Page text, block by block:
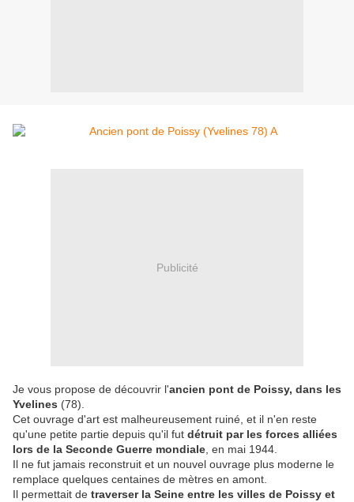
Publicité
Je vous propose de découvrir l'ancien pont de Poissy, dans les
Yvelines (78).
Cet ouvrage d'art est malheureusement ruiné, et il n'en reste
qu'une petite partie depuis qu'il fut détruit par les forces alliées
lors de la Seconde Guerre mondiale , en mai 1944.
Il ne fut jamais reconstruit et un nouvel ouvrage plus moderne le
remplace quelques centaines de mètres en amont.
Il permettait de traverser la Seine entre les villes de Poissy et